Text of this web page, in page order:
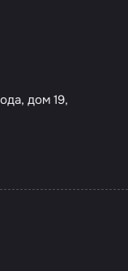
дом 19,